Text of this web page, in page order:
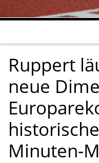
Ruppert
neue
Minuten-